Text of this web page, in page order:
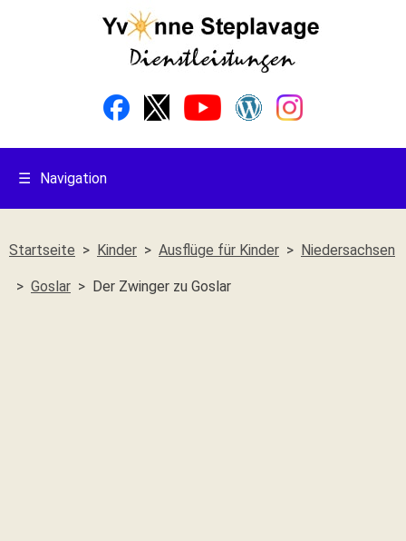
☰ Navigation
Startseite Kinder Ausflüge für Kinder Niedersachsen
Goslar Der Zwinger zu Goslar